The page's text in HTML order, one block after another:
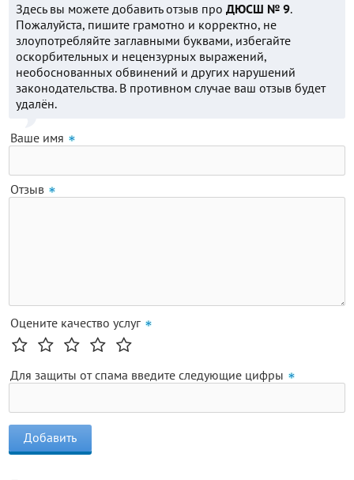
Здесь вы можете добавить отзыв про ДЮСШ № 9.
Пожалуйста, пишите грамотно и корректно, не
злоупотребляйте заглавными буквами, избегайте
оскорбительных и нецензурных выражений,
необоснованных обвинений и других нарушений
законодательства. В противном случае ваш отзыв будет
удалён.
Ваше имя
Отзыв
Оцените качество услуг
Для защиты от спама введите следующие цифры